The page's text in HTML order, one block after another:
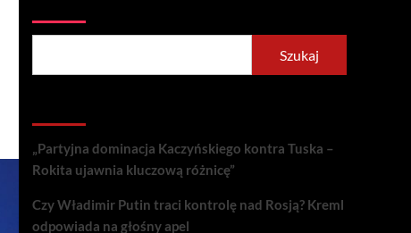
Szukaj
„Partyjna dominacja Kaczyńskiego kontra Tuska –
Rokita ujawnia kluczową różnicę”
Czy Władimir Putin traci kontrolę nad Rosją? Kreml
odpowiada na głośny apel